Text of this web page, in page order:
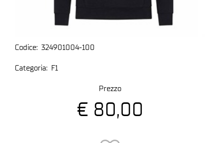
Codice: 324901004-100
Categoria: F1
Prezzo
€ 80,00